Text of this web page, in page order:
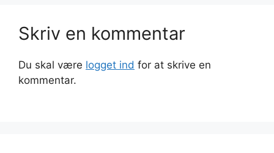
Skriv en kommentar
Du skal være logget ind for at skrive en
kommentar.